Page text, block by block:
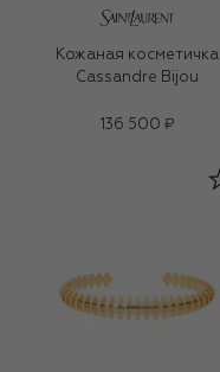
Кожаная косметичка
Cassandre Bijou
136 500 ₽